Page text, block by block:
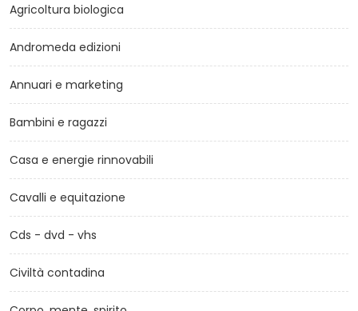
Agricoltura biologica
Andromeda edizioni
Annuari e marketing
Bambini e ragazzi
Casa e energie rinnovabili
Cavalli e equitazione
Cds - dvd - vhs
Civiltà contadina